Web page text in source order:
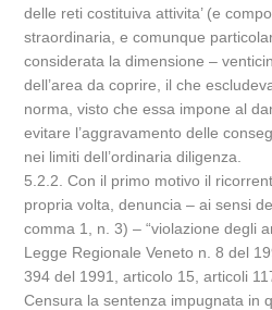
delle reti costituiva attivita’ (e
straordinaria, e comunque
considerata la dimensione –
dell’area da coprire, il che
norma, visto che essa impone al
evitare l’aggravamento delle
nei limiti dell’ordinaria diligenza.
5.2.2. Con il primo motivo il
propria volta, denuncia – ai sensi
comma 1, n. 3) – “violazione degli
Legge Regionale Veneto n. 8 del
394 del 1991, articolo 15, articoli
Censura la sentenza impugnata in